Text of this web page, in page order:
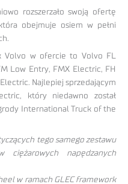
rozszerzało swoją ofertę
obejmuje osiem w pełni
Volvo w ofercie to Volvo FL
Low Entry, FMX Electric, FH
Najlepiej sprzedającym
który niedawno został
International Truck of the
tego samego zestawu
ciężarowych napędzanych
w ramach GLEC framework